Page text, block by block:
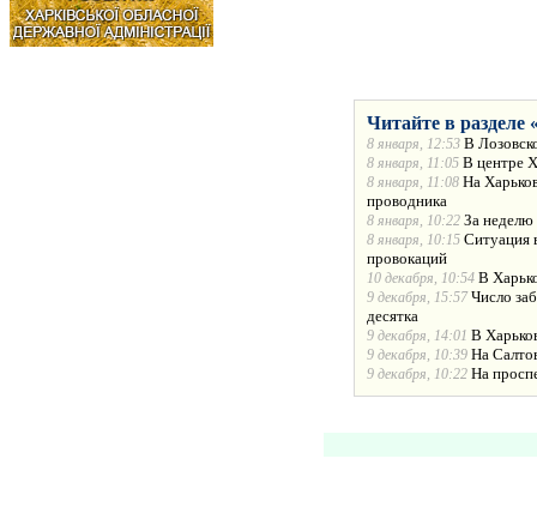
Читайте в разделе
8 января, 12:53 В
8 января, 11:05 В центре
8 января, 11:08 На
проводника
8 января, 10:22 За неделю
8 января, 10:15 Ситуация
провокаций
10 декабря, 10:54 В
9 декабря, 15:57 Число
десятка
9 декабря, 14:01 В
9 декабря, 10:39 На
9 декабря, 10:22 На